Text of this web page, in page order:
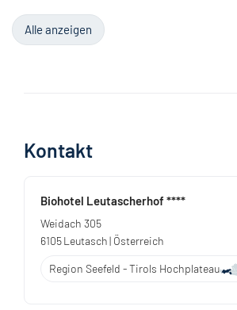
Alle anzeigen
Kontakt
Biohotel Leutascherhof ****
Weidach 305
6105Leutasch| Österreich
Region Seefeld - Tirols Hochplateau